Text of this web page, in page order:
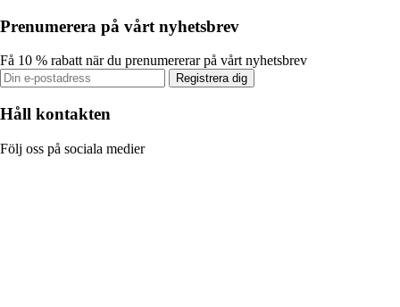
Prenumerera på vårt nyhetsbrev
Få 10 % rabatt när du prenumererar på vårt nyhetsbrev
Registrera dig
Håll kontakten
Följ oss på sociala medier